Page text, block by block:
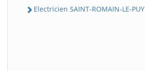
Electricien SAINT-ROMAIN-LE-PUY